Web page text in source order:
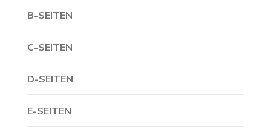
B-SEITEN
C-SEITEN
D-SEITEN
E-SEITEN